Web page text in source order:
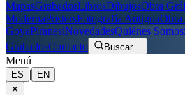
MapasGrabadosLibrosDibujosObra
ModernaPostersFotografía AntiguaObra
GoyaPiranesiNovedadesQuiénes Somos
GrabadosContacto Buscar…
Menú
ES |
EN
✕